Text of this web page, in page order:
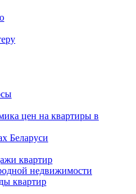
цен на квартиры в
Беларуси
квартир
недвижимости
квартир